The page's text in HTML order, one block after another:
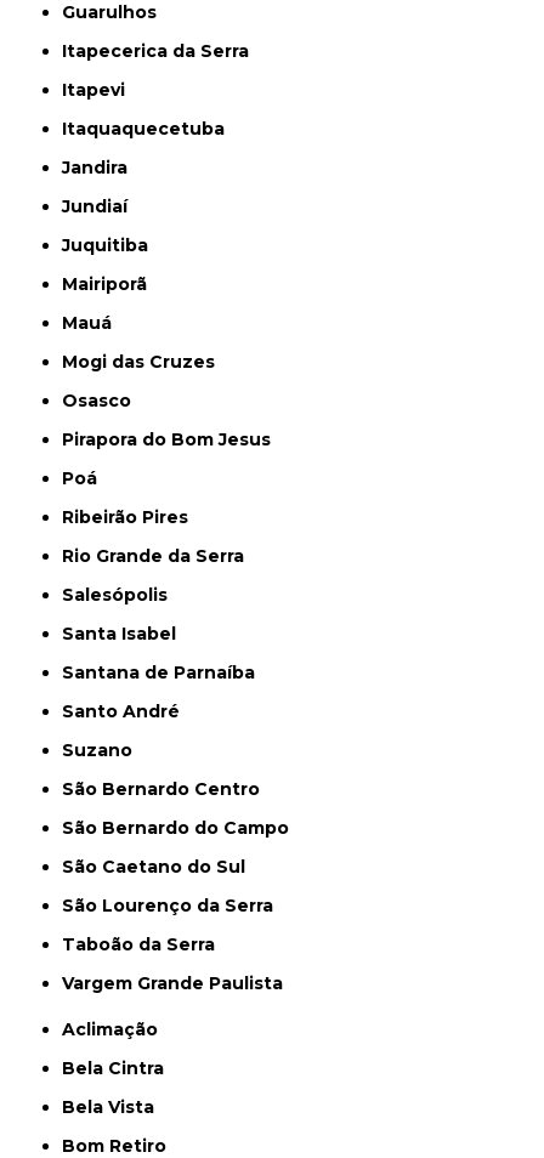
Guarulhos
Itapecerica da Serra
Itapevi
Itaquaquecetuba
Jandira
Jundiaí
Juquitiba
Mairiporã
Mauá
Mogi das Cruzes
Osasco
Pirapora do Bom Jesus
Poá
Ribeirão Pires
Rio Grande da Serra
Salesópolis
Santa Isabel
Santana de Parnaíba
Santo André
Suzano
São Bernardo Centro
São Bernardo do Campo
São Caetano do Sul
São Lourenço da Serra
Taboão da Serra
Vargem Grande Paulista
Aclimação
Bela Cintra
Bela Vista
Bom Retiro